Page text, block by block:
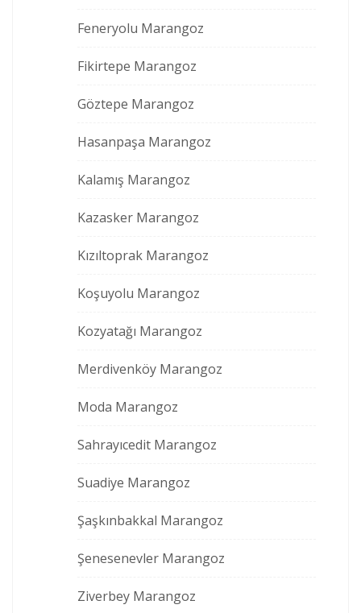
Feneryolu Marangoz
Fikirtepe Marangoz
Göztepe Marangoz
Hasanpaşa Marangoz
Kalamış Marangoz
Kazasker Marangoz
Kızıltoprak Marangoz
Koşuyolu Marangoz
Kozyatağı Marangoz
Merdivenköy Marangoz
Moda Marangoz
Sahrayıcedit Marangoz
Suadiye Marangoz
Şaşkınbakkal Marangoz
Şenesenevler Marangoz
Ziverbey Marangoz